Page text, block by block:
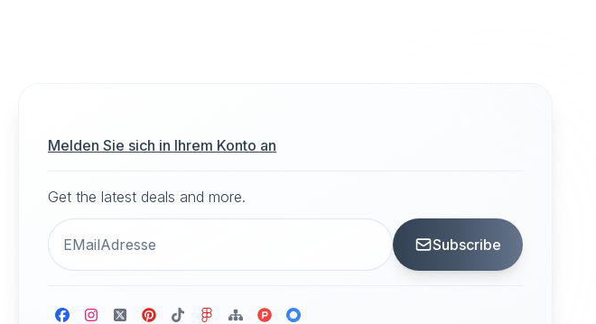
Melden Sie sich in Ihrem Konto an
Get the latest deals and more.
Subscribe